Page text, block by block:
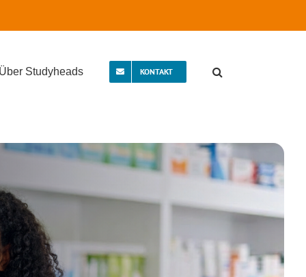
Über Studyheads KONTAKT